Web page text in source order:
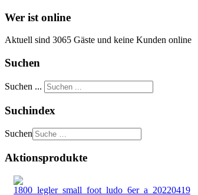
Wer ist online
Aktuell sind 3065 Gäste und keine Kunden online
Suchen
Suchen ...
Suchindex
Suchen
Aktionsprodukte